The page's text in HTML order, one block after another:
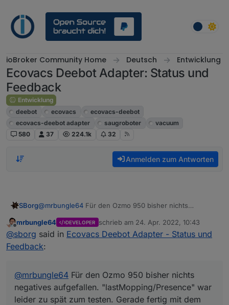
ioBroker Community Home Deutsch Entwicklung
Ecovacs Deebot Adapter: Status und
Feedback
Entwicklung
deebot
ecovacs
ecovacs-deebot
ecovacs-deebot adapter
saugroboter
vacuum
580
37 224.1k 32
Anmelden zum Antworten
SBorg@mrbungle64 Für den Ozmo 950 bisher nichts
leider zu spät zum testen. Gerade fertig mit dem Update
gewesen, da tönte es auch schon aus der Ferne:
Entfernen sie die Reinigungstuchplatte. Beginne mit dem
Offline
mrbungle64 DEVELOPER schrieb am 24. Apr. 2022, 10:43
zuletzt editiert von
@sborg said in Ecovacs Deebot Adapter - Status und
Feedback:
@mrbungle64 Für den Ozmo 950 bisher nichts
negatives aufgefallen. "lastMopping/Presence" war
leider zu spät zum testen. Gerade fertig mit dem